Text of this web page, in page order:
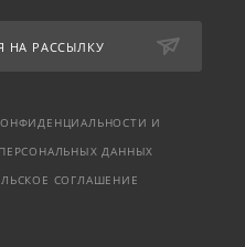
НА РАССЫЛКУ
И
ДАННЫХ
СОГЛАШЕНИЕ